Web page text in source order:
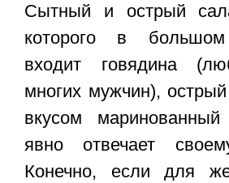
Сытный и острый
которого в большом
входит говядина
многих мужчин),
вкусом
явно отвечает
Конечно, если для